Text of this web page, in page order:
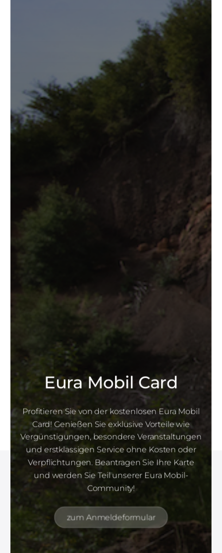
Eura Mobil Card
Profitieren Sie von der kostenlosen Eura Mobil
Card! Genießen Sie exklusive Vorteile wie
Vergünstigungen, besondere Veranstaltungen
und erstklassigen Service ohne Kosten oder
Verpflichtungen. Beantragen Sie Ihre Karte
und werden Sie Teil unserer Eura Mobil-
Community!
zum Anmeldeformular